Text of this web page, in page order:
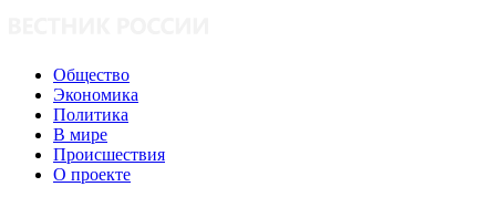
Общество
Экономика
Политика
В мире
Происшествия
О проекте